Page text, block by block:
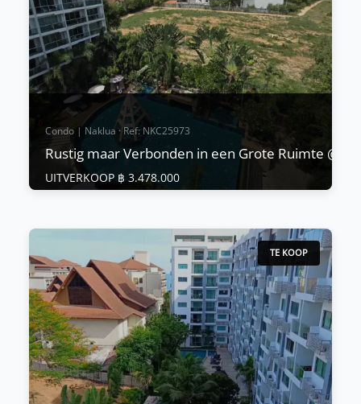
Bekijk Meer
Condo | Naklua · Ref: NKC25973
Rustig maar Verbonden in een Grote Ruimte
UITVERKOOP ฿ 3.478.000
Rustig maar Verbonden in een Grote
Ruimte @Club Royal, Naklua
UITVERKOOP ฿ 3.478.000
Club Royal — 𝗟𝗼𝘄-𝗥𝗶𝘀𝗲 𝗟𝗶𝘃𝗶𝗻𝗴 𝗮𝘁 𝗪𝗼𝗻𝗴𝗮𝗺𝗮𝘁 🌴
🌊 Gelegen nabij de iconische 𝗦𝗮𝗻𝗰𝘁𝘂𝗮𝗿𝘆 𝗼𝗳
𝗧𝗿𝘂𝘁𝗵, biedt Club Royal een vredige ontsnapping
in het gewi
TE KOOP